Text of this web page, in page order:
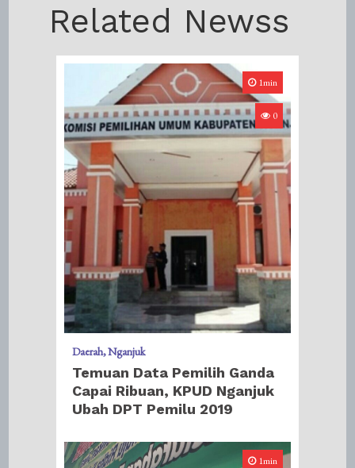
Related Newss
1min
0
Daerah Nganjuk
​Temuan Data Pemilih Ganda
Capai Ribuan, KPUD Nganjuk
Ubah DPT Pemilu 2019
1min